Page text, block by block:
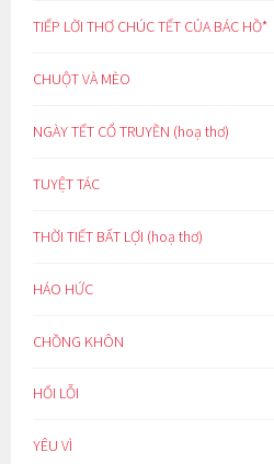
TIẾP LỜI THƠ CHÚC TẾT CỦA BÁC HỒ*
CHUỘT VÀ MÈO
NGÀY TẾT CỔ TRUYỀN (hoạ thơ)
TUYỆT TÁC
THỜI TIẾT BẤT LỢI (hoạ thơ)
HÁO HỨC
CHỒNG KHÔN
HỐI LỖI
YÊU VÌ